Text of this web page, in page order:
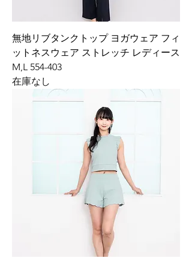
無地リブタンクトップ ヨガウェア フィ
ットネスウェア ストレッチ レディース
M,L 554-403
在庫なし